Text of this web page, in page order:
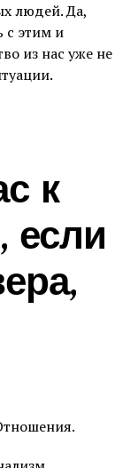
людей. Да,
с этим и
из нас уже не
к
если